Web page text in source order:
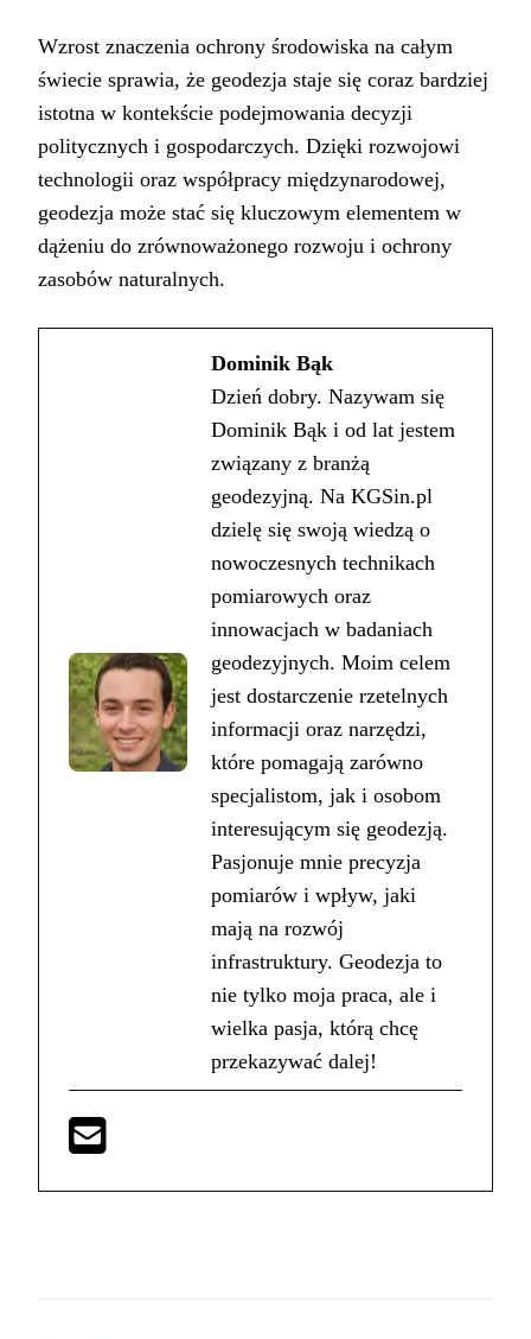
Wzrost znaczenia ochrony środowiska na całym
świecie sprawia, że geodezja staje się coraz bardziej
istotna w kontekście podejmowania decyzji
politycznych i gospodarczych. Dzięki rozwojowi
technologii oraz współpracy międzynarodowej,
geodezja może stać się kluczowym elementem w
dążeniu do zrównoważonego rozwoju i ochrony
zasobów naturalnych.
Dominik Bąk
Dzień dobry. Nazywam się
Dominik Bąk i od lat jestem
związany z branżą
geodezyjną. Na KGSin.pl
dzielę się swoją wiedzą o
nowoczesnych technikach
pomiarowych oraz
innowacjach w badaniach
geodezyjnych. Moim celem
jest dostarczenie rzetelnych
informacji oraz narzędzi,
które pomagają zarówno
specjalistom, jak i osobom
interesującym się geodezją.
Pasjonuje mnie precyzja
pomiarów i wpływ, jaki
mają na rozwój
infrastruktury. Geodezja to
nie tylko moja praca, ale i
wielka pasja, którą chcę
przekazywać dalej!